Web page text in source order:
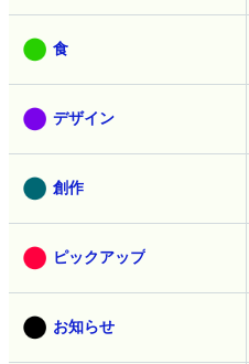
食
デザイン
創作
ピックアップ
お知らせ